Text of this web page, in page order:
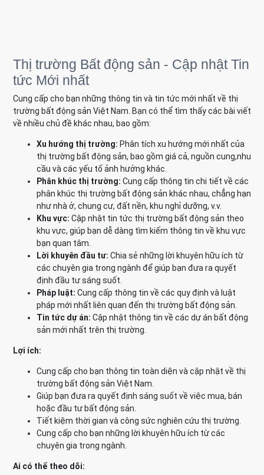
Thị trường Bất động sản - Cập nhật Tin
tức Mới nhất
Cung cấp cho bạn những thông tin và tin tức mới nhất về thị
trường bất động sản Việt Nam. Bạn có thể tìm thấy các bài viết
về nhiều chủ đề khác nhau, bao gồm:
Xu hướng thị trường: Phân tích xu hướng mới nhất của
thị trường bất động sản, bao gồm giá cả, nguồn cung,nhu
cầu và các yếu tố ảnh hưởng khác.
Phân khúc thị trường: Cung cấp thông tin chi tiết về các
phân khúc thị trường bất động sản khác nhau, chẳng hạn
như nhà ở, chung cư, đất nền, khu nghỉ dưỡng, v.v.
Khu vực: Cập nhật tin tức thị trường bất động sản theo
khu vực, giúp bạn dễ dàng tìm kiếm thông tin về khu vực
bạn quan tâm.
Lời khuyên đầu tư: Chia sẻ những lời khuyên hữu ích từ
các chuyên gia trong ngành để giúp bạn đưa ra quyết
định đầu tư sáng suốt.
Pháp luật: Cung cấp thông tin về các quy định và luật
pháp mới nhất liên quan đến thị trường bất động sản.
Tin tức dự án: Cập nhật thông tin về các dự án bất động
sản mới nhất trên thị trường.
Lợi ích:
Cung cấp cho bạn thông tin toàn diện và cập nhật về thị
trường bất động sản Việt Nam.
Giúp bạn đưa ra quyết định sáng suốt về việc mua, bán
hoặc đầu tư bất động sản.
Tiết kiệm thời gian và công sức nghiên cứu thị trường.
Cung cấp cho bạn những lời khuyên hữu ích từ các
chuyên gia trong ngành.
Ai có thể theo dõi: